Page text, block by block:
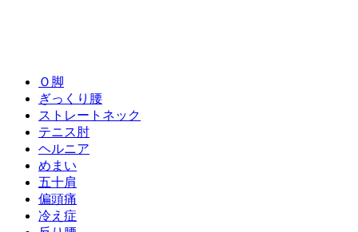
Ｏ脚
ぎっくり腰
ストレートネック
テニス肘
ヘルニア
めまい
五十肩
偏頭痛
冷え症